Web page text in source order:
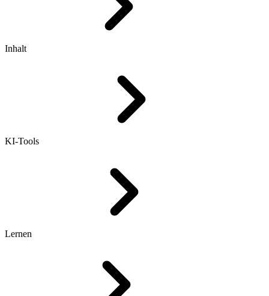
Inhalt
KI-Tools
Lernen